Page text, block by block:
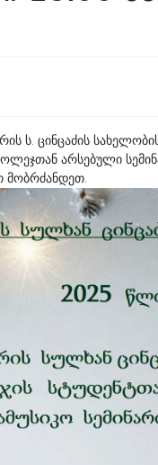
ს. ცინცაძის
არსებული
მობრძანდეთ.